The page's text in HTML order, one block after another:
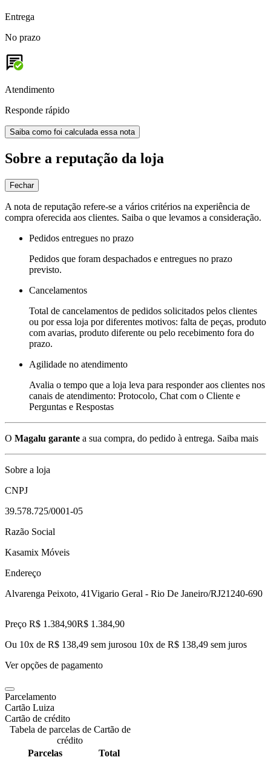
Entrega
No prazo
Atendimento
Responde rápido
Saiba como foi calculada essa nota
Sobre a reputação da loja
Fechar
A nota de reputação refere-se a vários critérios na experiência de
compra oferecida aos clientes. Saiba o que levamos a consideração.
Pedidos entregues no prazo
Pedidos que foram despachados e entregues no prazo
previsto.
Cancelamentos
Total de cancelamentos de pedidos solicitados pelos clientes
ou por essa loja por diferentes motivos: falta de peças, produto
com avarias, produto diferente ou pelo recebimento fora do
prazo.
Agilidade no atendimento
Avalia o tempo que a loja leva para responder aos clientes nos
canais de atendimento: Protocolo, Chat com o Cliente e
Perguntas e Respostas
O Magalu garante a sua compra, do pedido à entrega. Saiba mais
Sobre a loja
CNPJ
39.578.725/0001-05
Razão Social
Kasamix Móveis
Endereço
Alvarenga Peixoto, 41Vigario Geral - Rio De Janeiro/RJ21240-690
Preço R$ 1.384,90R$ 1.384,90
Ou 10x de R$ 138,49 sem jurosou 10x de R$ 138,49 sem juros
Ver opções de pagamento
Parcelamento
Cartão Luiza
Cartão de crédito
Tabela de parcelas de Cartão de
crédito
Parcelas
Total